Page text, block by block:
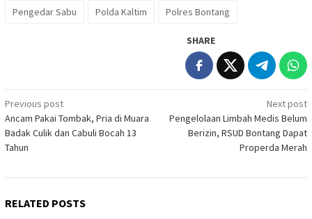
Pengedar Sabu Polda Kaltim Polres Bontang
SHARE
Post
navigation
Previous post
Ancam Pakai Tombak, Pria di Muara
Badak Culik dan Cabuli Bocah 13
Tahun
Next post
Pengelolaan Limbah Medis Belum
Berizin, RSUD Bontang Dapat
Properda Merah
RELATED POSTS